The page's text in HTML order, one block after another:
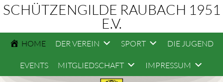
SCHÜTZENGILDE RAUBACH 1951
E.V.
HOME DER VEREIN SPORT DIE JUGEND
EVENTS MITGLIEDSCHAFT IMPRESSUM